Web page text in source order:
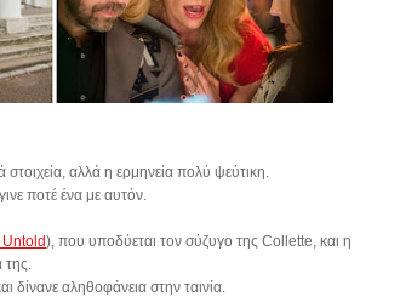
αλλά η ερμηνεία πολύ ψεύτικη.
ποτέ ένα με αυτόν.
), που υποδύεται τον σύζυγο της Collette, και η
δίνανε αληθοφάνεια στην ταινία.